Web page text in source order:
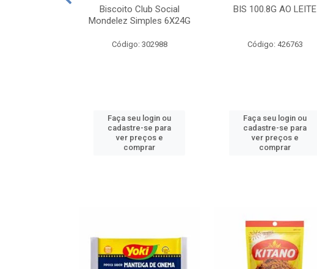
Biscoito Club Social
Mondelez Simples 6X24G
Código: 302988
Faça seu login ou
cadastre-se para
ver preços e
comprar
BIS 100.8G AO LEITE
Código: 426763
Faça seu login ou
cadastre-se para
ver preços e
comprar